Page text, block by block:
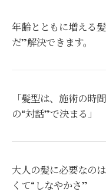
年齢とともに増える
だ”解決できます。
「髪型は、施術の時
の“対話”で決まる」
大人の髪に必要なの
くて“しなやかさ”